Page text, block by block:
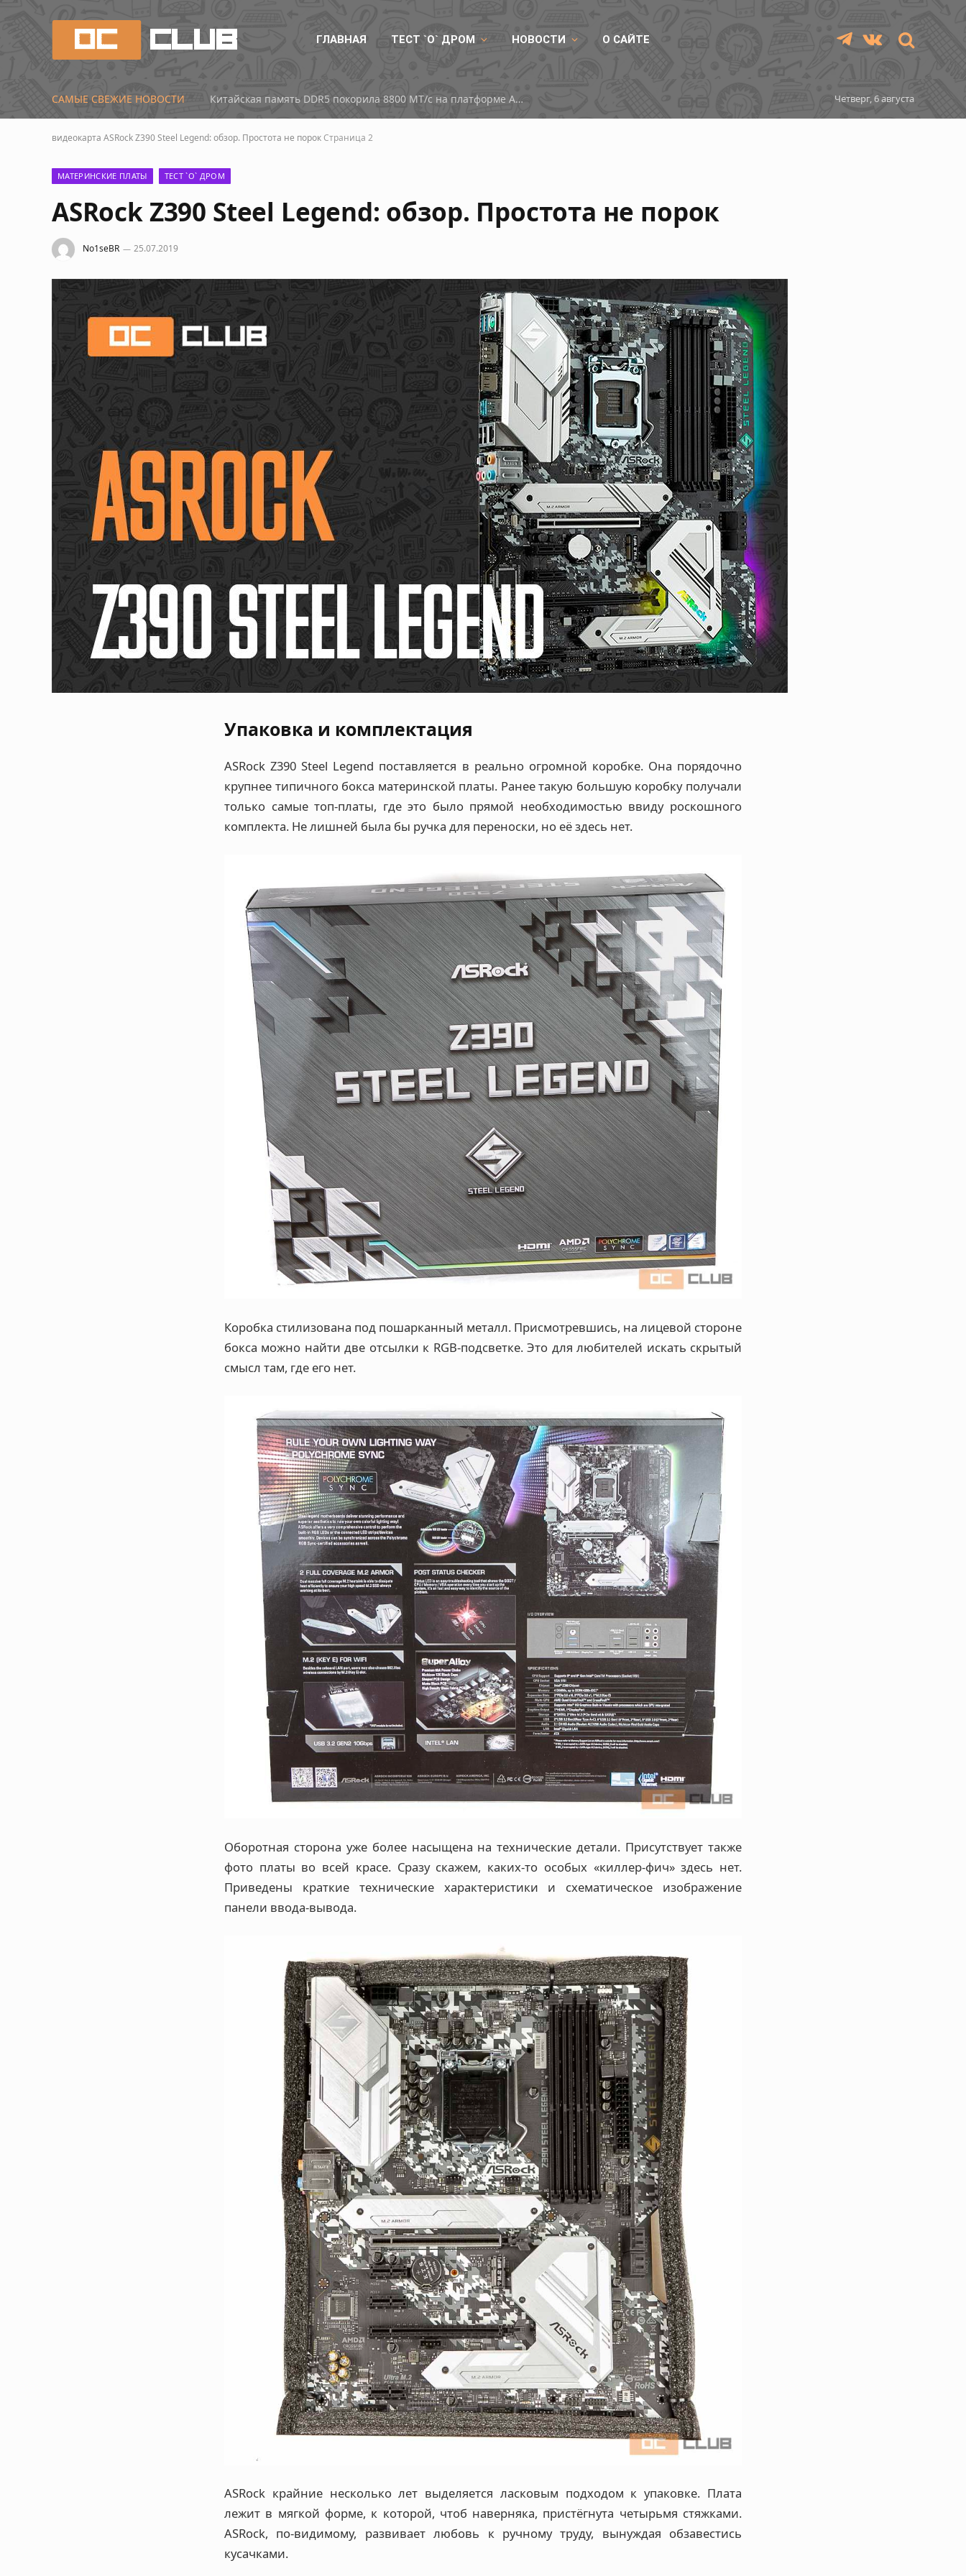
ГЛАВНАЯ ТЕСТ `О` ДРОМ НОВОСТИ О САЙТЕ TelegramVKontakte
САМЫЕ СВЕЖИЕ НОВОСТИ Китайская память DDR5 покорила 8800 МТ/с на платформе AMD Четверг, 6 августа
видеокарта ASRock Z390 Steel Legend: обзор. Простота не порокСтраница 2
МАТЕРИНСКИЕ ПЛАТЫ ТЕСТ `О` ДРОМ
ASRock Z390 Steel Legend: обзор. Простота не порок
No1seBR 25.07.2019
Упаковка и комплектация
ASRock Z390 Steel Legend поставляется в реально огромной коробке. Она порядочно
крупнее типичного бокса материнской платы. Ранее такую большую коробку получали
только самые топ-платы, где это было прямой необходимостью ввиду роскошного
комплекта. Не лишней была бы ручка для переноски, но её здесь нет.
Коробка стилизована под пошарканный металл. Присмотревшись, на лицевой стороне
бокса можно найти две отсылки к RGB-подсветке. Это для любителей искать скрытый
смысл там, где его нет.
Оборотная сторона уже более насыщена на технические детали. Присутствует также
фото платы во всей красе. Сразу скажем, каких-то особых «киллер-фич» здесь нет.
Приведены краткие технические характеристики и схематическое изображение
панели ввода-вывода.
ASRock крайние несколько лет выделяется ласковым подходом к упаковке. Плата
лежит в мягкой форме, к которой, чтоб наверняка, пристёгнута четырьмя стяжками.
ASRock, по-видимому, развивает любовь к ручному труду, вынуждая обзавестись
кусачками.